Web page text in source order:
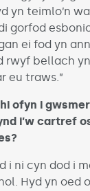
yn teimlo’n
gorfod
ei fod yn
rwyf bellach
eu traws.”
ofyn i
i’w cartref
i ni cyn dod i
Hyd yn oed